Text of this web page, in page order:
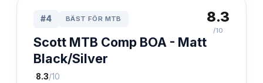
#4 BÄST FÖR MTB
Scott MTB Comp BOA - Matt
Black/Silver
·8.3/10
8.3
/10